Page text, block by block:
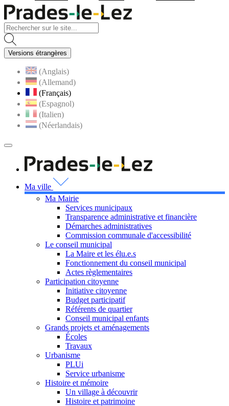
Versions étrangères
(Anglais)
(Allemand)
(Français)
(Espagnol)
(Italien)
(Néerlandais)
MENU
PRINCIPAL
Ma ville
Ma Mairie
Services municipaux
Transparence administrative et financière
Démarches administratives
Commission communale d'accessibilité
Le conseil municipal
La Maire et les élu.e.s
Fonctionnement du conseil municipal
Actes règlementaires
Participation citoyenne
Initiative citoyenne
Budget participatif
Référents de quartier
Conseil municipal enfants
Grands projets et aménagements
Écoles
Travaux
Urbanisme
PLUi
Service urbanisme
Histoire et mémoire
Un village à découvrir
Histoire et patrimoine